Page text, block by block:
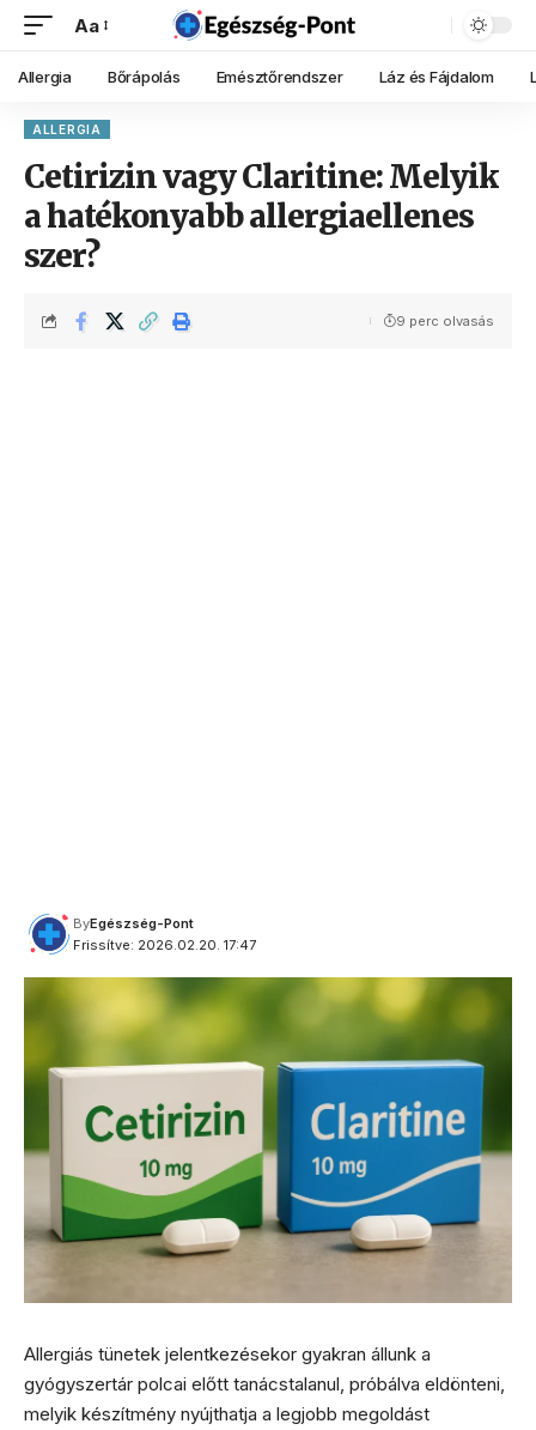
Aa
Allergia Bőrápolás Emésztőrendszer Láz és Fájdalom
ALLERGIA
Cetirizin vagy Claritine: Melyik
a hatékonyabb allergiaellenes
szer?
Frissítve: 2026.02.20. 17:47
ByEgészség-Pont
9 perc olvasás
Allergiás tünetek jelentkezésekor gyakran állunk a
gyógyszertár polcai előtt tanácstalanul, próbálva eldönteni,
melyik készítmény nyújthatja a legjobb megoldást